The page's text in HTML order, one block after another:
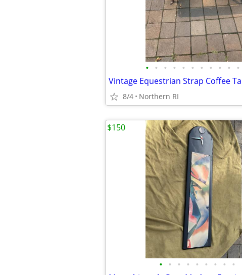
• • • • • • • • • • •
8/4 Northern RI
• • • • • • • • •
$150